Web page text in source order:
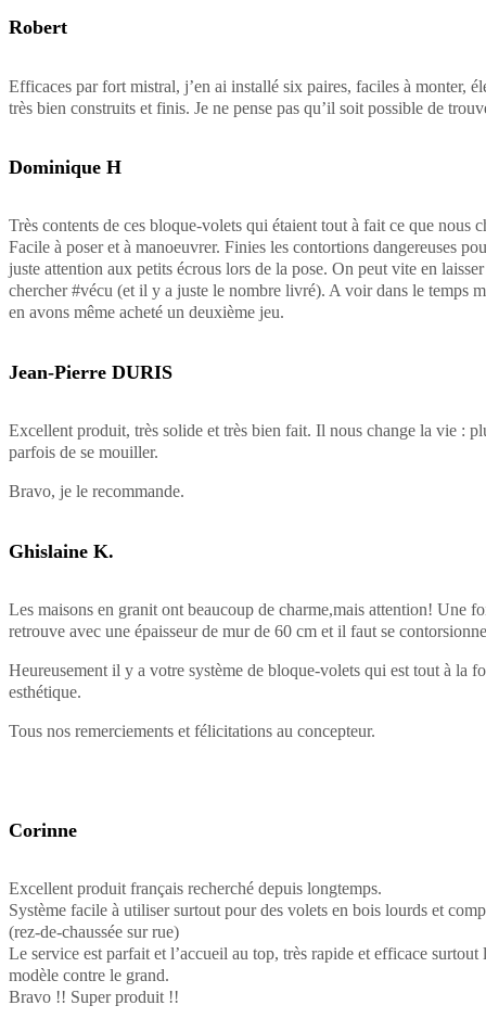
Robert
Efficaces par fort mistral, j’en ai installé six paires, faciles à monter,
très bien construits et finis. Je ne pense pas qu’il soit possible de
Dominique H
Très contents de ces bloque-volets qui étaient tout à fait ce que nous
Facile à poser et à manoeuvrer. Finies les contortions dangereuses
juste attention aux petits écrous lors de la pose. On peut vite en
chercher #vécu (et il y a juste le nombre livré). A voir dans le temps
en avons même acheté un deuxième jeu.
Jean-Pierre DURIS
Excellent produit, très solide et très bien fait. Il nous change la vie :
parfois de se mouiller.
Bravo, je le recommande.
Ghislaine K.
Les maisons en granit ont beaucoup de charme,mais attention! Une
retrouve avec une épaisseur de mur de 60 cm et il faut se
Heureusement il y a votre système de bloque-volets qui est tout à la
esthétique.
Tous nos remerciements et félicitations au concepteur.
Corinne
Excellent produit français recherché depuis longtemps.
Système facile à utiliser surtout pour des volets en bois lourds et
(rez-de-chaussée sur rue)
Le service est parfait et l’accueil au top, très rapide et efficace
modèle contre le grand.
Bravo !! Super produit !!